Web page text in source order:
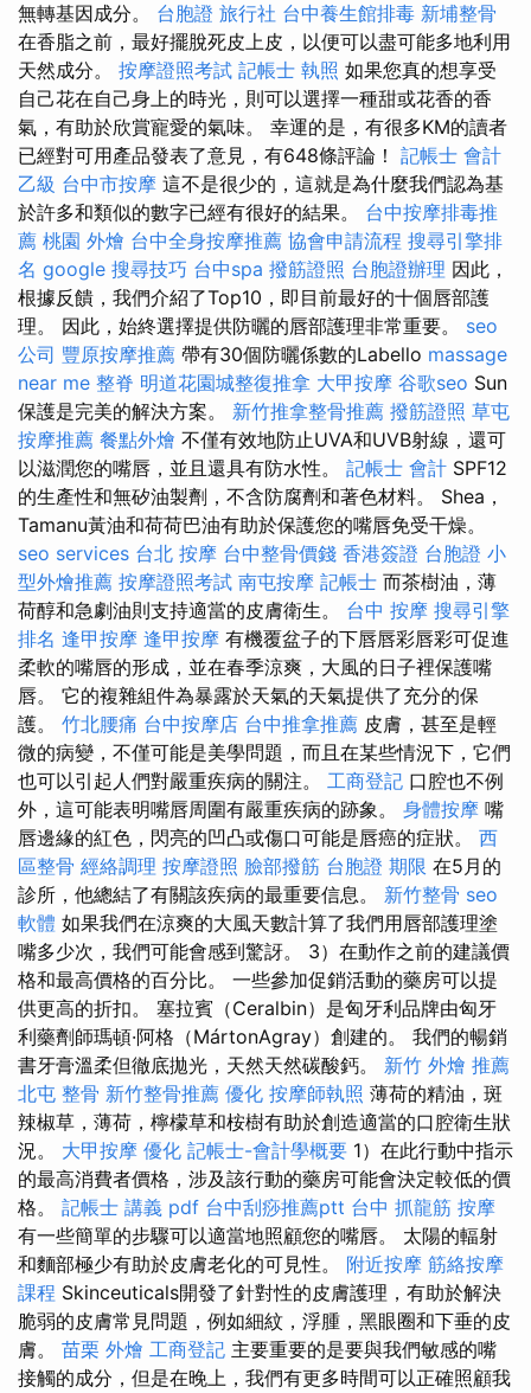
無轉基因成分。 台胞證 旅行社 台中養生館排毒 新埔整骨
在香脂之前，最好擺脫死皮上皮，以便可以盡可能多地利用
天然成分。 按摩證照考試 記帳士 執照 如果您真的想享受
自己花在自己身上的時光，則可以選擇一種甜或花香的香
氣，有助於欣賞寵愛的氣味。 幸運的是，有很多KM的讀者
已經對可用產品發表了意見，有648條評論！ 記帳士 會計
乙級 台中市按摩 這不是很少的，這就是為什麼我們認為基
於許多和類似的數字已經有很好的結果。 台中按摩排毒推
薦 桃園 外燴 台中全身按摩推薦 協會申請流程 搜尋引擎排
名 google 搜尋技巧 台中spa 撥筋證照 台胞證辦理 因此，
根據反饋，我們介紹了Top10，即目前最好的十個唇部護
理。 因此，始終選擇提供防曬的唇部護理非常重要。 seo
公司 豐原按摩推薦 帶有30個防曬係數的Labello massage
near me 整脊 明道花園城整復推拿 大甲按摩 谷歌seo Sun
保護是完美的解決方案。 新竹推拿整骨推薦 撥筋證照 草屯
按摩推薦 餐點外燴 不僅有效地防止UVA和UVB射線，還可
以滋潤您的嘴唇，並且還具有防水性。 記帳士 會計 SPF12
的生產性和無矽油製劑，不含防腐劑和著色材料。 Shea，
Tamanu黃油和荷荷巴油有助於保護您的嘴唇免受干燥。
seo services 台北 按摩 台中整骨價錢 香港簽證 台胞證 小
型外燴推薦 按摩證照考試 南屯按摩 記帳士 而茶樹油，薄
荷醇和急劇油則支持適當的皮膚衛生。 台中 按摩 搜尋引擎
排名 逢甲按摩 逢甲按摩 有機覆盆子的下唇唇彩唇彩可促進
柔軟的嘴唇的形成，並在春季涼爽，大風的日子裡保護嘴
唇。 它的複雜組件為暴露於天氣的天氣提供了充分的保
護。 竹北腰痛 台中按摩店 台中推拿推薦 皮膚，甚至是輕
微的病變，不僅可能是美學問題，而且在某些情況下，它們
也可以引起人們對嚴重疾病的關注。 工商登記 口腔也不例
外，這可能表明嘴唇周圍有嚴重疾病的跡象。 身體按摩 嘴
唇邊緣的紅色，閃亮的凹凸或傷口可能是唇癌的症狀。 西
區整骨 經絡調理 按摩證照 臉部撥筋 台胞證 期限 在5月的
診所，他總結了有關該疾病的最重要信息。 新竹整骨 seo
軟體 如果我們在涼爽的大風天數計算了我們用唇部護理塗
嘴多少次，我們可能會感到驚訝。 3）在動作之前的建議價
格和最高價格的百分比。 一些參加促銷活動的藥房可以提
供更高的折扣。 塞拉賓（Ceralbin）是匈牙利品牌由匈牙
利藥劑師瑪頓·阿格（MártonAgray）創建的。 我們的暢銷
書牙膏溫柔但徹底拋光，天然天然碳酸鈣。 新竹 外燴 推薦
北屯 整骨 新竹整骨推薦 優化 按摩師執照 薄荷的精油，斑
辣椒草，薄荷，檸檬草和桉樹有助於創造適當的口腔衛生狀
況。 大甲按摩 優化 記帳士-會計學概要 1）在此行動中指示
的最高消費者價格，涉及該行動的藥房可能會決定較低的價
格。 記帳士 講義 pdf 台中刮痧推薦ptt 台中 抓龍筋 按摩
有一些簡單的步驟可以適當地照顧您的嘴唇。 太陽的輻射
和麵部極少有助於皮膚老化的可見性。 附近按摩 筋絡按摩
課程 Skinceuticals開發了針對性的皮膚護理，有助於解決
脆弱的皮膚常見問題，例如細紋，浮腫，黑眼圈和下垂的皮
膚。 苗栗 外燴 工商登記 主要重要的是要與我們敏感的嘴
接觸的成分，但是在晚上，我們有更多時間可以正確照顧我